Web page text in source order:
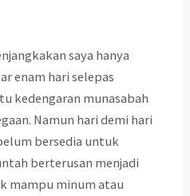
saya hanya
enam hari selepas
kedengaran munasabah
Namun hari demi hari
bersedia untuk
berterusan menjadi
mampu minum atau